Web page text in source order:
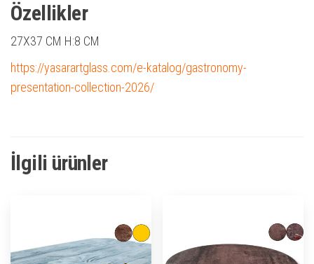
Özellikler
27X37 CM H:8 CM
https://yasarartglass.com/e-katalog/gastronomy-
presentation-collection-2026/
İlgili ürünler